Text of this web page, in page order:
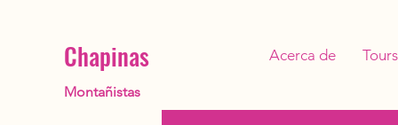
Chapinas
Montañistas
Acerca de Tours